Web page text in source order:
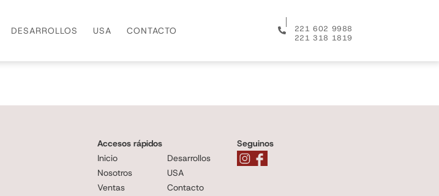
DESARROLLOS USA CONTACTO
221 602 9988
221 318 1819
Accesos rápidos
Inicio
Nosotros
Ventas
Desarrollos
USA
Contacto
Seguinos